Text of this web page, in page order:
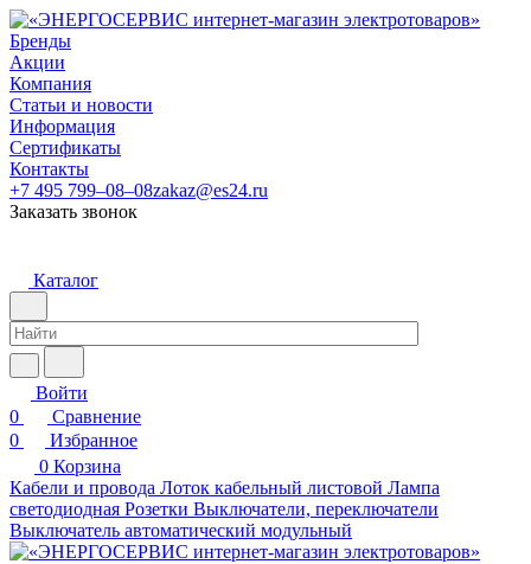
Бренды
Акции
Компания
Статьи и новости
Информация
Сертификаты
Контакты
+7 495 799–08–08zakaz@es24.ru
Заказать звонок
Каталог
Войти
0
Сравнение
0
Избранное
0 Корзина
Кабели и провода Лоток кабельный листовой Лампа
светодиодная Розетки Выключатели, переключатели
Выключатель автоматический модульный